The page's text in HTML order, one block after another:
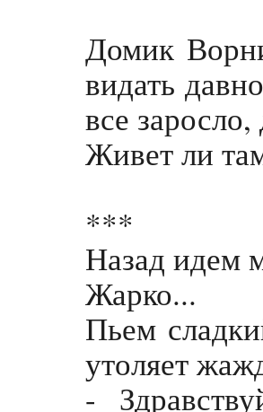
Домик
видать
все
Живет ли
***
Назад идем
Жарко...
Пьем
утоляет
-